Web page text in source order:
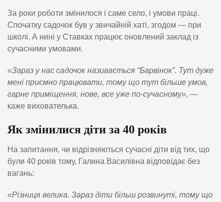
За роки роботи змінилося і саме село, і умови праці.
Спочатку садочок був у звичайній хаті, згодом — при
школі. А нині у Ставках працює оновлений заклад із
сучасними умовами.
«Зараз у нас садочок називається “Барвінок”. Тут дуже
мені приємно працювати, тому що тут більше умов,
гарне приміщення, нове, все уже по-сучасному», —
каже вихователька.
Як змінилися діти за 40 років
На запитання, чи відрізняються сучасні діти від тих, що
були 40 років тому, Галина Василівна відповідає без
вагань:
«Різниця велика. Зараз діти більш розвинуті, тому що